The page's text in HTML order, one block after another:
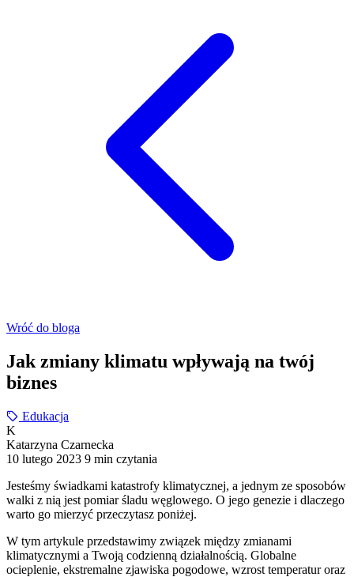
Wróć do bloga
Jak zmiany klimatu wpływają na twój
biznes
Edukacja
K
Katarzyna Czarnecka
10 lutego 2023 9 min czytania
Jesteśmy świadkami katastrofy klimatycznej, a jednym ze sposobów
walki z nią jest pomiar śladu węglowego. O jego genezie i dlaczego
warto go mierzyć przeczytasz poniżej.
W tym artykule przedstawimy związek między zmianami
klimatycznymi a Twoją codzienną działalnością. Globalne
ocieplenie, ekstremalne zjawiska pogodowe, wzrost temperatur oraz